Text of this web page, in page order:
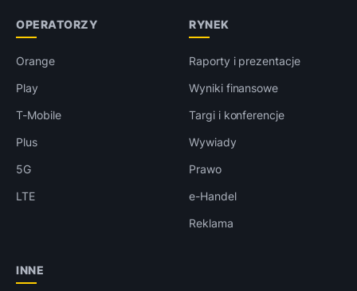
OPERATORZY
Orange
Play
T-Mobile
Plus
5G
LTE
RYNEK
Raporty i prezentacje
Wyniki finansowe
Targi i konferencje
Wywiady
Prawo
e-Handel
Reklama
INNE